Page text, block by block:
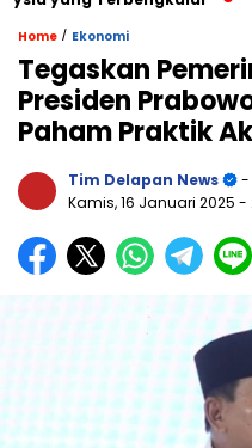
Home / Ekonomi
Tegaskan
Presiden
Paham Praktik
Tim Delapan News
-
Kamis, 16 Januari 2025 -